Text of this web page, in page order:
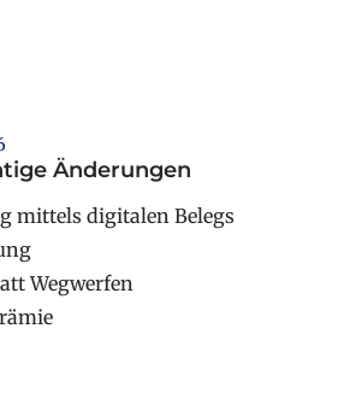
Änderungen
mittels digitalen Belegs
Wegwerfen